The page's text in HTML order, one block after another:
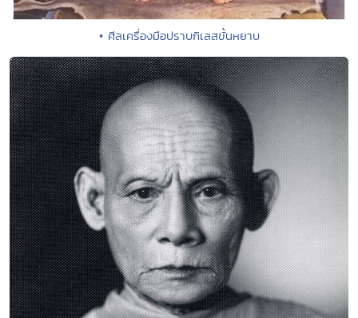
• ศีลเครื่องมือปราบกิเลสขั้นหยาบ